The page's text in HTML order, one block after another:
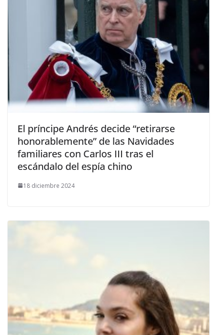
​El príncipe Andrés decide “retirarse
honorablemente” de las Navidades
familiares con Carlos III tras el
escándalo del espía chino
18 diciembre 2024